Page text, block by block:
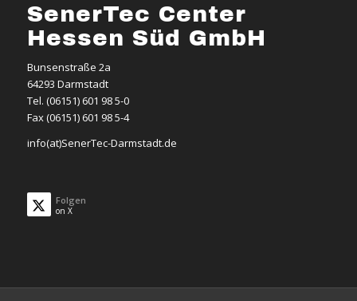
SenerTec Center
Hessen Süd GmbH
Bunsenstraße 2a
64293 Darmstadt
Tel. (06151) 601 98 5-0
Fax (06151) 601 98 5-4
info(at)SenerTec-Darmstadt.de
Folgen
on X